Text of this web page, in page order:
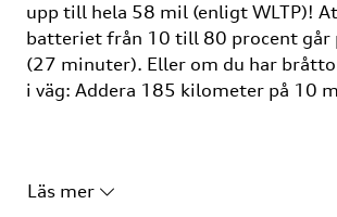
upp till hela 58 mil (enligt WLTP)!
batteriet från 10 till 80 procent går
(27 minuter). Eller om du har
i väg: Addera 185 kilometer på 10
Evolutionspaket
Läs mer